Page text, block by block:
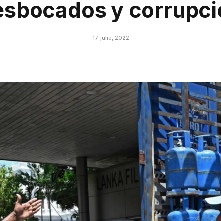
y
17 julio, 2022